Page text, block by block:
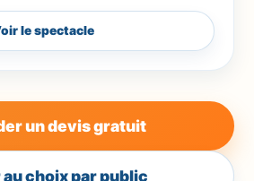
le spectacle
un devis gratuit
choix par public